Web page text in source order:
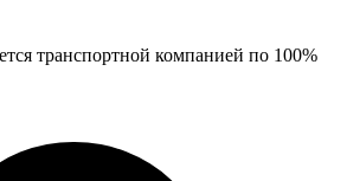
транспортной компанией по 100%